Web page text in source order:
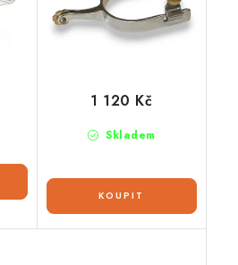
Skladem
1 120 Kč